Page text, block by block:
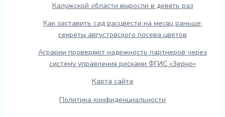
Калужской области выросли в девять раз
Как заставить сад расцвести на месяц раньше:
секреты августовского посева цветов
Аграрии проверяют надежность партнеров через
систему управления рисками ФГИС «Зерно»
Карта сайта
Политика конфиденциальности